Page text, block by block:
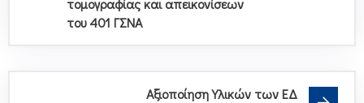
τομογραφίας και απεικονίσεων
του 401 ΓΣΝΑ
Αξιοποίηση Υλικών των ΕΔ